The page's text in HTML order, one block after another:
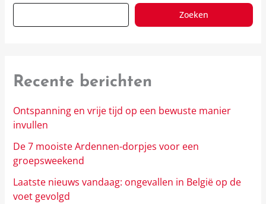
Zoeken
Recente berichten
Ontspanning en vrije tijd op een bewuste manier
invullen
De 7 mooiste Ardennen-dorpjes voor een
groepsweekend
Laatste nieuws vandaag: ongevallen in België op de
voet gevolgd